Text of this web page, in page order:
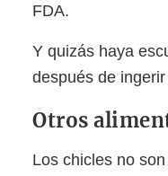
FDA.
Y quizás haya
después de
Otros
Los chicles no